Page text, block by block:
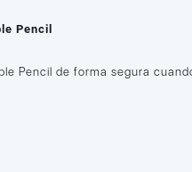
Pencil
Pencil de forma segura